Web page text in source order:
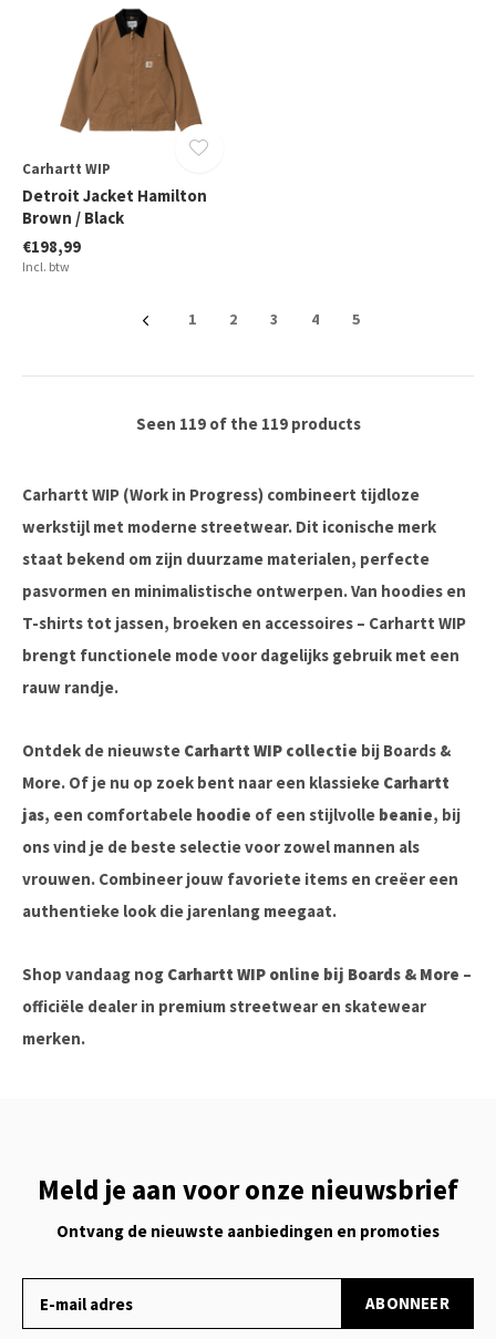
Carhartt WIP
Detroit Jacket Hamilton
Brown / Black
€198,99
Incl. btw
1 2 3 4 5
Seen 119 of the 119 products
Carhartt WIP (Work in Progress) combineert tijdloze
werkstijl met moderne streetwear. Dit iconische merk
staat bekend om zijn duurzame materialen, perfecte
pasvormen en minimalistische ontwerpen. Van hoodies en
T-shirts tot jassen, broeken en accessoires – Carhartt WIP
brengt functionele mode voor dagelijks gebruik met een
rauw randje.
Ontdek de nieuwste Carhartt WIP collectie bij Boards &
More. Of je nu op zoek bent naar een klassieke Carhartt
jas , een comfortabele hoodie of een stijlvolle beanie , bij
ons vind je de beste selectie voor zowel mannen als
vrouwen. Combineer jouw favoriete items en creëer een
authentieke look die jarenlang meegaat.
Shop vandaag nog Carhartt WIP online bij Boards & More –
officiële dealer in premium streetwear en skatewear
merken.
Meld je aan voor onze nieuwsbrief
Ontvang de nieuwste aanbiedingen en promoties
ABONNEER